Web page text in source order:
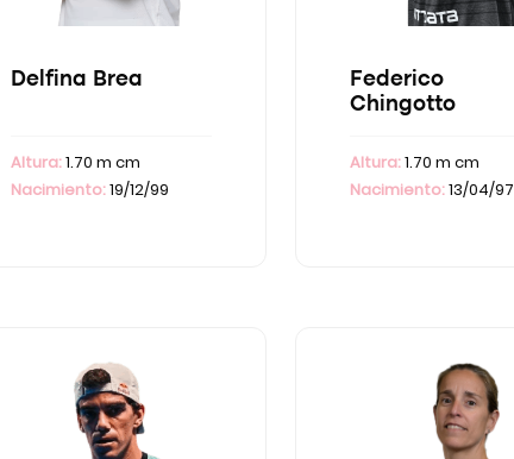
Delfina Brea
Altura:1.70 m cm
Nacimiento:19/12/99
Federico
Chingotto
Altura:1.70 m cm
Nacimiento:13/04/97